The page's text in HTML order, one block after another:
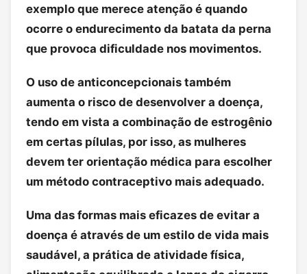
exemplo que merece atenção é quando
ocorre o endurecimento da batata da perna
que provoca dificuldade nos movimentos.
O uso de anticoncepcionais também
aumenta o risco de desenvolver a doença,
tendo em vista a combinação de estrogênio
em certas pílulas, por isso, as mulheres
devem ter orientação médica para escolher
um método contraceptivo mais adequado.
Uma das formas mais eficazes de evitar a
doença é através de um estilo de vida mais
saudável, a prática de atividade física,